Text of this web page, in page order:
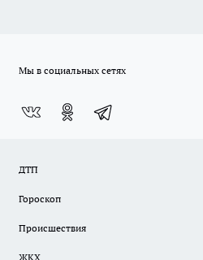
Мы в социальных сетях
ДТП
Гороскоп
Происшествия
ЖКХ